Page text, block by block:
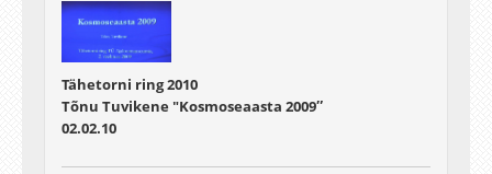
Tähetorni ring 2010
Tõnu Tuvikene "Kosmoseaasta 2009″
02.02.10